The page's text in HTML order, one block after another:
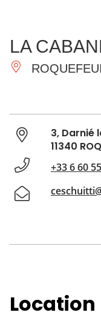
ESSENTIAL
AND
DO
LA
3, Darnié
11340
+33 6 60
Location